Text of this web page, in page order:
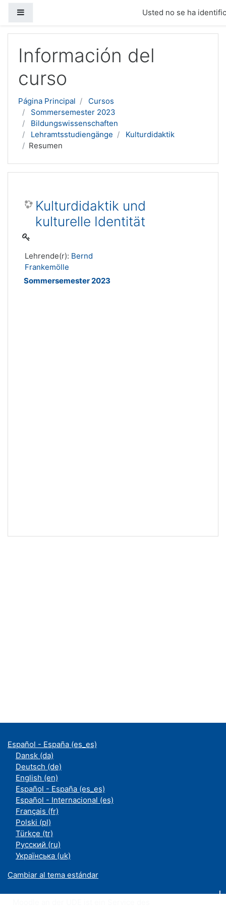
Usted no se ha
Información del
curso
Página Principal
Cursos
Sommersemester 2023
Bildungswissenschaften
Lehramtsstudiengänge
Kulturdidaktik
Resumen
Kulturdidaktik und
kulturelle Identität
Lehrende(r): Bernd
Frankemölle
Sommersemester 2023
Español - España ‎(es_es)‎
Dansk ‎(da)‎
Deutsch ‎(de)‎
English ‎(en)‎
Español - España ‎(es_es)‎
Español - Internacional ‎(es)‎
Français ‎(fr)‎
Polski ‎(pl)‎
Türkçe ‎(tr)‎
Русский ‎(ru)‎
Українська ‎(uk)‎
Cambiar al tema estándar